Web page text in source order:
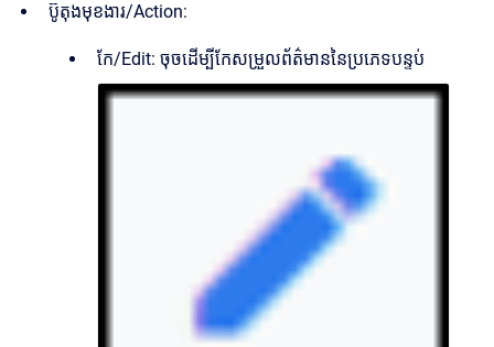
ប៊ូតុងមុខងារ/Action:
កែ/Edit: ចុចដើម្បីកែសម្រួលព័ត៌មាននៃប្រភេទបន្ទប់